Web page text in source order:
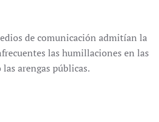
de comunicación admitían la
las humillaciones en las
arengas públicas.